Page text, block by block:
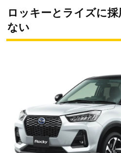
ロッキーとライズに採
ない